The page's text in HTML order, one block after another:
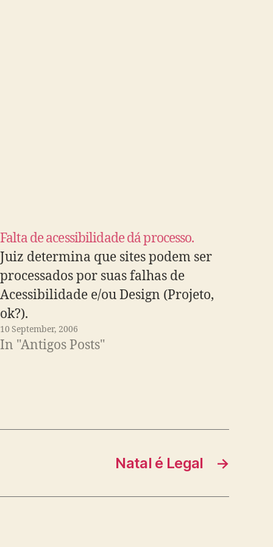
Falta de acessibilidade dá processo.
Juiz determina que sites podem ser
processados por suas falhas de
Acessibilidade e/ou Design (Projeto,
ok?).
10 September, 2006
In "Antigos Posts"
→
Natal é Legal